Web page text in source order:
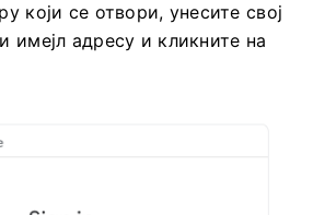
који се отвори, унесите свој
имејл адресу и кликните на